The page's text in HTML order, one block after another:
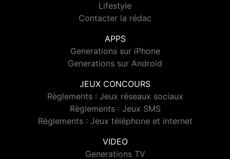
Lifestyle
Contacter la rédac
APPS
Generations sur iPhone
Generations sur Android
JEUX CONCOURS
Règlements : Jeux réseaux sociaux
Règlements : Jeux SMS
Règlements : Jeux téléphone et internet
VIDEO
Generations TV